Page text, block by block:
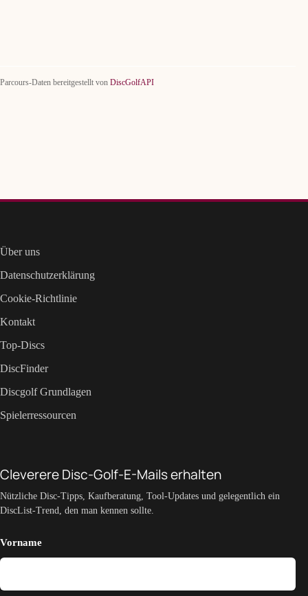
Parcours-Daten bereitgestellt von DiscGolfAPI
Über uns
Datenschutzerklärung
Cookie-Richtlinie
Kontakt
Top-Discs
DiscFinder
Discgolf Grundlagen
Spielerressourcen
Cleverere Disc-Golf-E-Mails erhalten
Nützliche Disc-Tipps, Kaufberatung, Tool-Updates und gelegentlich ein
DiscList-Trend, den man kennen sollte.
Vorname